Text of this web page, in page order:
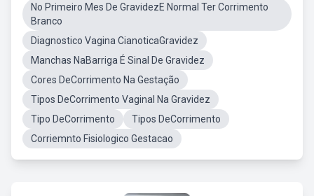
No Primeiro Mes De GravidezE Normal Ter Corrimento
Branco
Diagnostico Vagina CianoticaGravidez
Manchas NaBarriga É Sinal De Gravidez
Cores DeCorrimento Na Gestação
Tipos DeCorrimento Vaginal Na Gravidez
Tipo DeCorrimento
Tipos DeCorrimento
Corriemnto Fisiologico Gestacao